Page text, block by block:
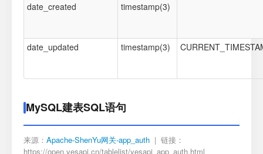
date_created timestamp(3)
date_updated timestamp(3)
MySQL建表SQL语句
来源： Apache-ShenYu网关-app_auth | 链接：
https://open.yesapi.cn/tablelist/yesapi_app_auth.html